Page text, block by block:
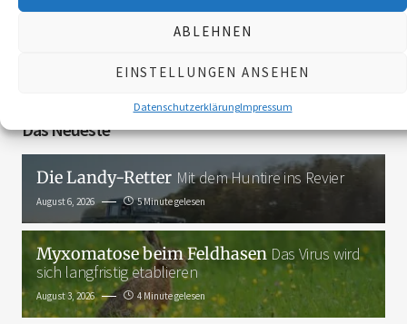
ABLEHNEN
EINSTELLUNGEN ANSEHEN
DatenschutzerklärungImpressum
Das Neueste
Die Landy-Retter Mit dem Huntire ins Revier
August 6, 2026 5 Minute gelesen
Myxomatose beim Feldhasen Das Virus wird
sich langfristig etablieren
August 3, 2026 4 Minute gelesen